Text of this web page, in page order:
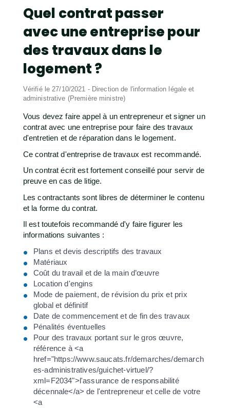
Quel contrat passer
avec une entreprise pour
des travaux dans le
logement ?
Vérifié le 27/10/2021 - Direction de l'information légale et
administrative (Première ministre)
Vous devez faire appel à un entrepreneur et signer un
contrat avec une entreprise pour faire des travaux
d'entretien et de réparation dans le logement.
Ce contrat d'entreprise de travaux est recommandé.
Un contrat écrit est fortement conseillé pour servir de
preuve en cas de litige.
Les contractants sont libres de déterminer le contenu
et la forme du contrat.
Il est toutefois recommandé d'y faire figurer les
informations suivantes :
Plans et devis descriptifs des travaux
Matériaux
Coût du travail et de la main d’œuvre
Location d'engins
Mode de paiement, de révision du prix et prix
global et définitif
Date de commencement et de fin des travaux
Pénalités éventuelles
Pour des travaux portant sur le gros œuvre,
référence à <a
href="https://www.saucats.fr/demarches/demarch
es-administratives/guichet-virtuel/?
xml=F2034">l'assurance de responsabilité
décennale</a> de l'entrepreneur et celle de votre
<a